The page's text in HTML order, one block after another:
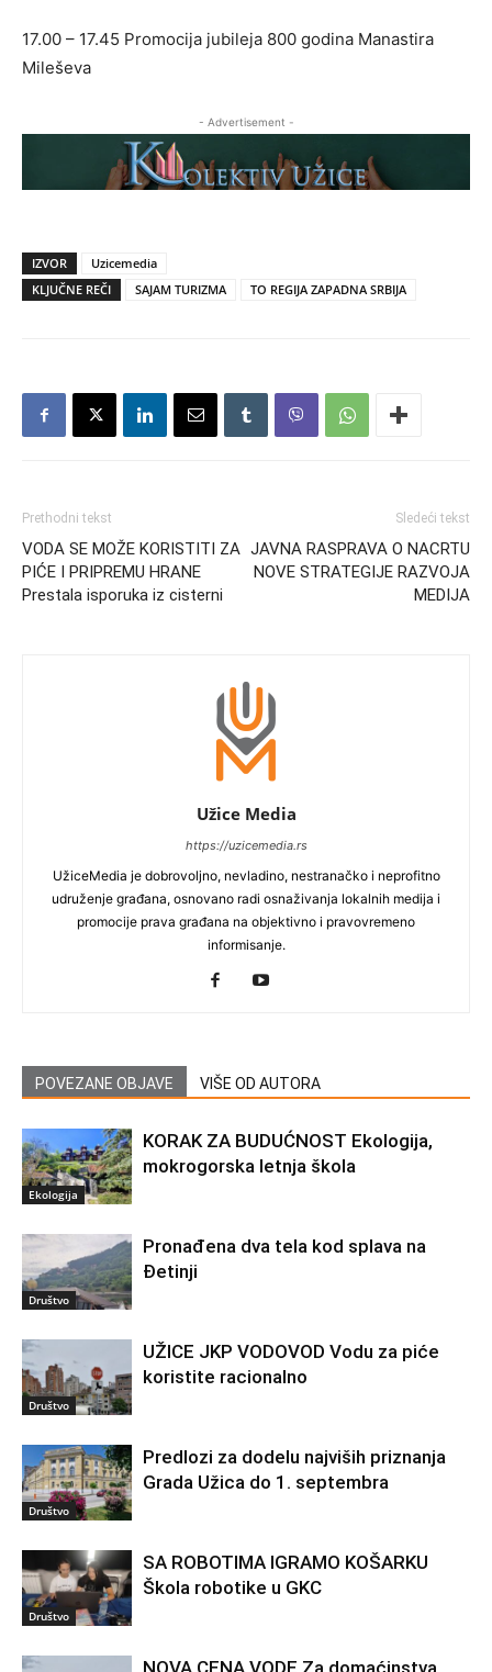
17.00 – 17.45 Promocija jubileja 800 godina Manastira
Mileševa
- Advertisement -
IZVOR
Uzicemedia
KLJUČNE REČI
SAJAM TURIZMA TO REGIJA ZAPADNA SRBIJA
Prethodni tekst
VODA SE MOŽE KORISTITI ZA
PIĆE I PRIPREMU HRANE
Prestala isporuka iz cisterni
Sledeći tekst
JAVNA RASPRAVA O NACRTU
NOVE STRATEGIJE RAZVOJA
MEDIJA
Užice Media
https://uzicemedia.rs
UžiceMedia je dobrovoljno, nevladino, nestranačko i neprofitno
udruženje građana, osnovano radi osnaživanja lokalnih medija i
promocije prava građana na objektivno i pravovremeno
informisanje.
POVEZANE OBJAVE VIŠE OD AUTORA
Ekologija
KORAK ZA BUDUĆNOST Ekologija,
mokrogorska letnja škola
Društvo
Pronađena dva tela kod splava na
Đetinji
Društvo
UŽICE JKP VODOVOD Vodu za piće
koristite racionalno
Društvo
Predlozi za dodelu najviših priznanja
Grada Užica do 1. septembra
Društvo
SA ROBOTIMA IGRAMO KOŠARKU
Škola robotike u GKC